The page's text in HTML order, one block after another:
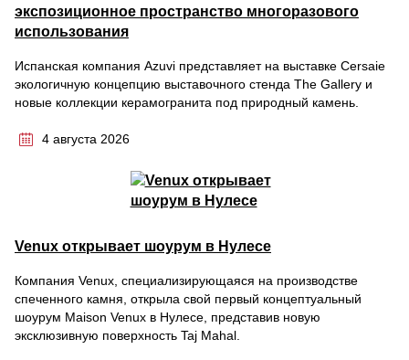
экспозиционное пространство многоразового
использования
Испанская компания Azuvi представляет на выставке Cersaie
экологичную концепцию выставочного стенда The Gallery и
новые коллекции керамогранита под природный камень.
4 августа 2026
Venux открывает шоурум в Нулесе
Компания Venux, специализирующаяся на производстве
спеченного камня, открыла свой первый концептуальный
шоурум Maison Venux в Нулесе, представив новую
эксклюзивную поверхность Taj Mahal.